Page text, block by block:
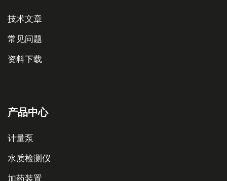
技术文章
常见问题
资料下载
产品中心
计量泵
水质检测仪
加药装置